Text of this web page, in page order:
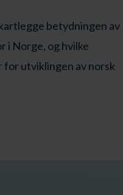
betydningen av
i Norge, og hvilke
for utviklingen av norsk